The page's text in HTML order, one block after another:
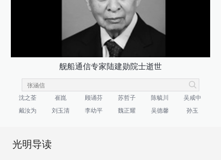
舰船通信专家陆建勋院士逝世
沈之荃 崔崑 顾诵芬 苏哲子 陈毓川
吴咸中
戴汝为
刘玉清 李幼平 魏正耀 吴德馨 孙玉
光明导读